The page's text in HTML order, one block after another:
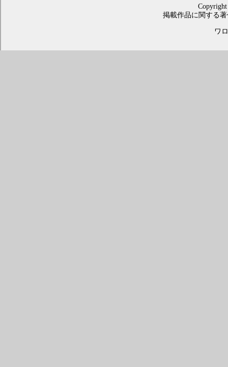
掲載作品に関する
ワ